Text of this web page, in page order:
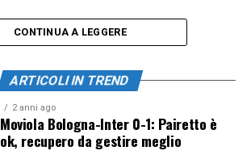
CONTINUA A LEGGERE
ARTICOLI IN TREND
2 anni ago
Moviola Bologna-Inter 0-1: Pairetto è
ok, recupero da gestire meglio